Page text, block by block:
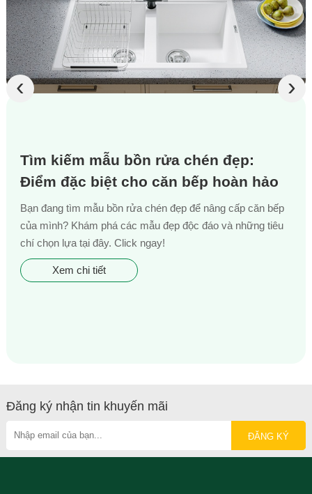
Tìm kiếm mẫu bồn rửa chén đẹp:
Điểm đặc biệt cho căn bếp hoàn hảo
Bạn đang tìm mẫu bồn rửa chén đẹp để nâng cấp căn bếp
của mình? Khám phá các mẫu đẹp độc đáo và những tiêu
chí chọn lựa tại đây. Click ngay!
Xem chi tiết
‹ ›
Đăng ký nhận tin khuyến mãi